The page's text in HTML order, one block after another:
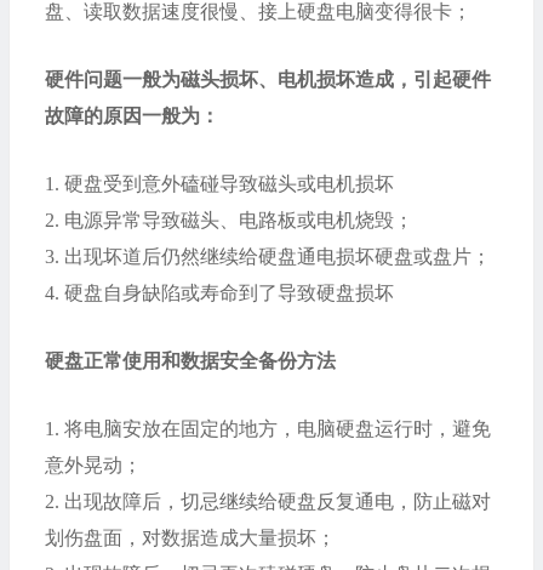
盘、读取数据速度很慢、接上硬盘电脑变得很卡；
硬件问题一般为磁头损坏、电机损坏造成，引起硬件
故障的原因一般为：
1. 硬盘受到意外磕碰导致磁头或电机损坏
2. 电源异常导致磁头、电路板或电机烧毁；
3. 出现坏道后仍然继续给硬盘通电损坏硬盘或盘片；
4. 硬盘自身缺陷或寿命到了导致硬盘损坏
硬盘正常使用和数据安全备份方法
1. 将电脑安放在固定的地方，电脑硬盘运行时，避免
意外晃动；
2. 出现故障后，切忌继续给硬盘反复通电，防止磁对
划伤盘面，对数据造成大量损坏；